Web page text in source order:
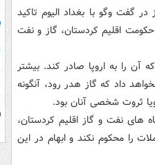
گفت وگو با بغداد الیوم تاکید
حکومت اقلیم کردستان، گاز و نفت
آن را به اروپا صادر کند. بیشتر
داد که گاز هدر رود، آنگونه
ثروت شخصی آنان بود.
های نفت و گاز اقلیم کردستان،
را محکوم نکند و ابهام در این